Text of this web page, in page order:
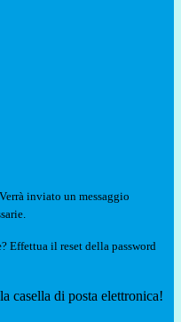
Verrà inviato un messaggio
Effettua il reset della password
casella di posta elettronica!